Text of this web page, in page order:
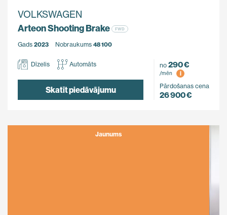
VOLKSWAGEN
Arteon Shooting Brake
FWD
Gads 2023 Nobraukums 48 100
Dīzelis Automāts
Skatīt piedāvājumu
no 290 €
/mēn
i
Pārdošanas cena
26 900 €
Jaunums